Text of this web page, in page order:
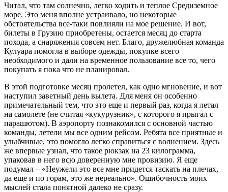
Читал, что там солнечно, легко ходить и теплое Средиземное
море. Это меня вполне устраивало, но некоторые
обстоятельства все-таки повлияли на мое решение. И вот,
билеты в Грузию приобретены, остается месяц до старта
похода, а снаряжения совсем нет. Благо, дружелюбная команда
Кулуара помогла в выборе одежды, покупке всего
необходимого и дали на временное пользование все то, чего
покупать я пока что не планировал.
В этой подготовке месяц пролетел, как одно мгновение, и вот
наступил заветный день вылета. Для меня он особенно
примечательный тем, что это еще и первый раз, когда я летал
на самолете (не считая «кукурузник», с которого я прыгал с
парашютом). В аэропорту познакомился с основной частью
команды, летели мы все одним рейсом. Ребята все приятные и
улыбчивые, это помогло легко справиться с волнением. Здесь
же впервые узнал, что такое рюкзак на 23 килограмма,
упаковав в него всю доверенную мне провизию. Я еще
подумал – «Неужели это все мне придется таскать на плечах,
да еще и по горам, это же нереально». Ошибочность моих
мыслей стала понятной далеко не сразу.